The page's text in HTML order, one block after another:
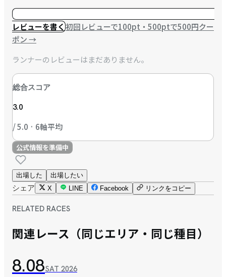
レビューを書く初回レビューで100pt・500ptで500円クー
ポン→
ランナーのレビューはまだありません。
総合スコア
3.0
/ 5.0 · 6軸平均
公式情報を準備中
出場した 出場したい
シェア X LINE Facebook リンクをコピー
RELATED RACES
関連レース（同じエリア・同じ種目）
8.08SAT 2026